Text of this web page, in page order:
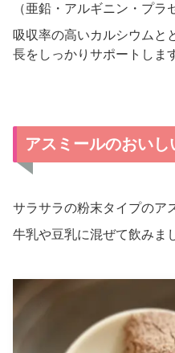
（亜鉛・アルギニン・プラ
吸収率の高いカルシウムと
長をしっかりサポートしま
アスミールのおいし
サラサラの粉末タイプのア
牛乳や豆乳に混ぜて飲みま